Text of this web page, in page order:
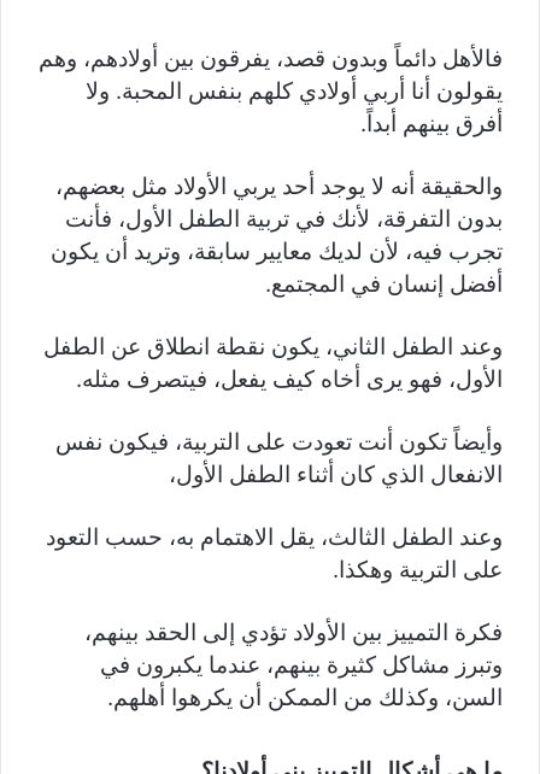
فالأهل دائماً وبدون قصد، يفرقون بين أولادهم، وهم
يقولون أنا أربي أولادي كلهم بنفس المحبة. ولا
أفرق بينهم أبداً.
والحقيقة أنه لا يوجد أحد يربي الأولاد مثل بعضهم،
بدون التفرقة، لأنك في تربية الطفل الأول، فأنت
تجرب فيه، لأن لديك معايير سابقة، وتريد أن يكون
أفضل إنسان في المجتمع.
وعند الطفل الثاني، يكون نقطة انطلاق عن الطفل
الأول، فهو يرى أخاه كيف يفعل، فيتصرف مثله.
وأيضاً تكون أنت تعودت على التربية، فيكون نفس
الانفعال الذي كان أثناء الطفل الأول،
وعند الطفل الثالث، يقل الاهتمام به، حسب التعود
على التربية وهكذا.
فكرة التمييز بين الأولاد تؤدي إلى الحقد بينهم،
وتبرز مشاكل كثيرة بينهم، عندما يكبرون في
السن، وكذلك من الممكن أن يكرهوا أهلهم.